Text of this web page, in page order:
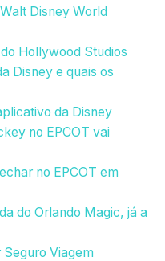
Disney World
Hollywood Studios
Disney e quais os
da Disney
no EPCOT vai
no EPCOT em
do Orlando Magic, já a
Viagem